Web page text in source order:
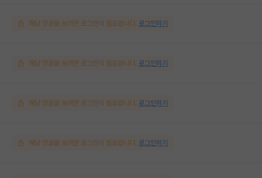
해당 댓글을 보려면 로그인이 필요합니다. 로그인하기
해당 댓글을 보려면 로그인이 필요합니다. 로그인하기
해당 댓글을 보려면 로그인이 필요합니다. 로그인하기
해당 댓글을 보려면 로그인이 필요합니다. 로그인하기